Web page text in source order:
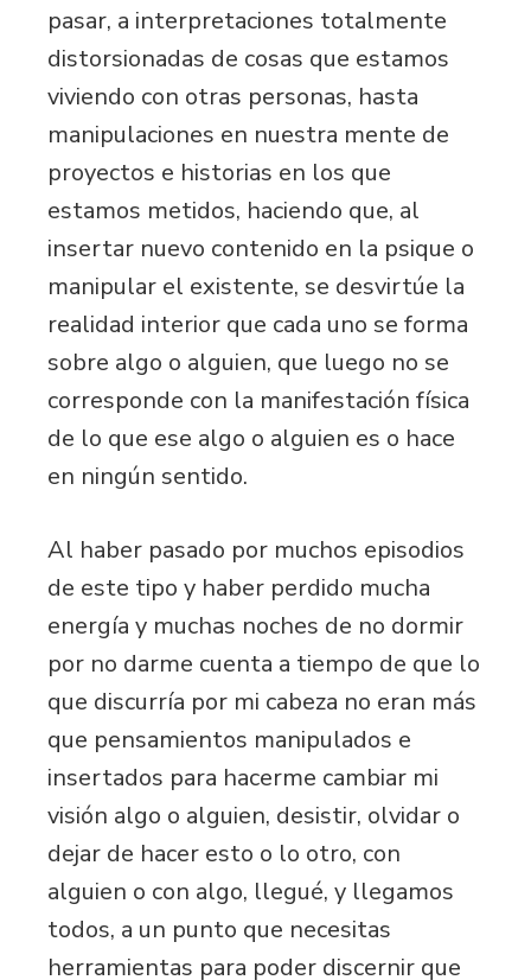
pasar, a interpretaciones totalmente
distorsionadas de cosas que estamos
viviendo con otras personas, hasta
manipulaciones en nuestra mente de
proyectos e historias en los que
estamos metidos, haciendo que, al
insertar nuevo contenido en la psique o
manipular el existente, se desvirtúe la
realidad interior que cada uno se forma
sobre algo o alguien, que luego no se
corresponde con la manifestación física
de lo que ese algo o alguien es o hace
en ningún sentido.
Al haber pasado por muchos episodios
de este tipo y haber perdido mucha
energía y muchas noches de no dormir
por no darme cuenta a tiempo de que lo
que discurría por mi cabeza no eran más
que pensamientos manipulados e
insertados para hacerme cambiar mi
visión algo o alguien, desistir, olvidar o
dejar de hacer esto o lo otro, con
alguien o con algo, llegué, y llegamos
todos, a un punto que necesitas
herramientas para poder discernir que